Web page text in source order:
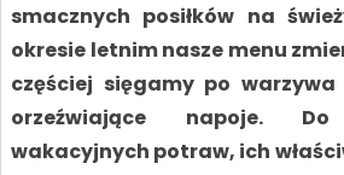
smacznych posiłków na
okresie letnim nasze menu
częściej sięgamy po
orzeźwiające napoje. Do
wakacyjnych potraw, ich